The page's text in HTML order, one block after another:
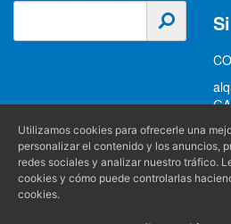
Condiciones generales
Utilizamos cookies para ofrecerle una
personalizar el contenido y los anuncios,
redes sociales y analizar nuestro tráfico.
cookies y cómo puede controlarlas
cookies.